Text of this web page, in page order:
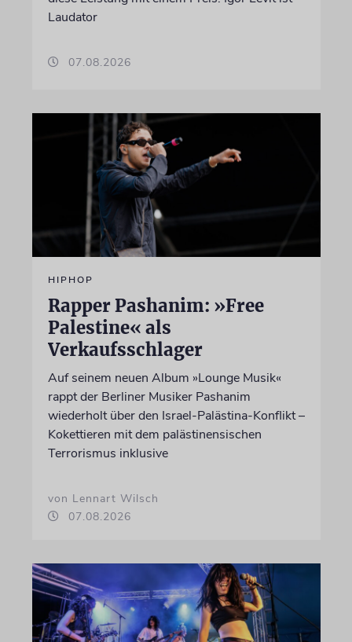
Laudator
07.08.2026
HIPHOP
Rapper Pashanim: »Free
Palestine« als
Verkaufsschlager
Auf seinem neuen Album »Lounge Musik«
rappt der Berliner Musiker Pashanim
wiederholt über den Israel-Palästina-Konflikt –
Kokettieren mit dem palästinensischen
Terrorismus inklusive
von Lennart Wilsch
07.08.2026